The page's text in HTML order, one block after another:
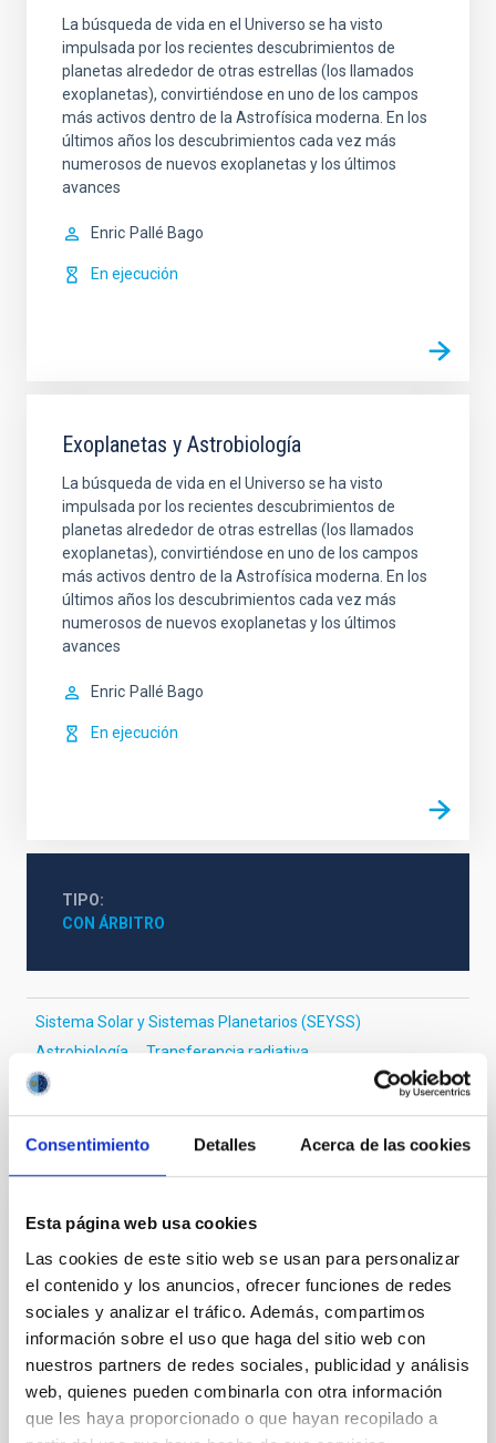
Consentimiento Detalles Acerca de las cookies
Esta página web usa cookies
Las cookies de este sitio web se usan para personalizar
el contenido y los anuncios, ofrecer funciones de redes
sociales y analizar el tráfico. Además, compartimos
información sobre el uso que haga del sitio web con
nuestros partners de redes sociales, publicidad y análisis
web, quienes pueden combinarla con otra información
que les haya proporcionado o que hayan recopilado a
La búsqueda de vida en el Universo se ha visto
impulsada por los recientes descubrimientos de
planetas alrededor de otras estrellas (los llamados
exoplanetas), convirtiéndose en uno de los campos
más activos dentro de la Astrofísica moderna. En los
últimos años los descubrimientos cada vez más
numerosos de nuevos exoplanetas y los últimos
avances
Enric Pallé Bago
En ejecución
Exoplanetas y Astrobiología
La búsqueda de vida en el Universo se ha visto
impulsada por los recientes descubrimientos de
planetas alrededor de otras estrellas (los llamados
exoplanetas), convirtiéndose en uno de los campos
más activos dentro de la Astrofísica moderna. En los
últimos años los descubrimientos cada vez más
numerosos de nuevos exoplanetas y los últimos
avances
Enric Pallé Bago
En ejecución
TIPO
CON ÁRBITRO
Sistema Solar y Sistemas Planetarios (SEYSS)
Astrobiología
Transferencia radiativa
Te puede interesar
CON ÁRBITRO
The impact of star formation histories on
the inner dark matter density slopes of
galaxies
Aims. We aim to investigate the connection between
star formation histories (SFHs) and the inner dark
matter density profiles of simulated galaxies. In